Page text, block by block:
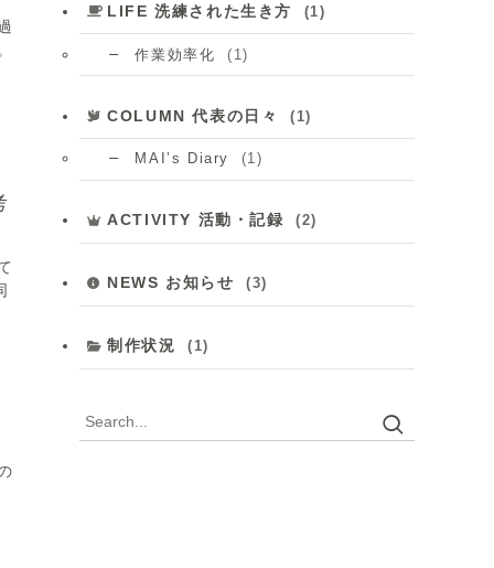
LIFE 洗練された生き方 (1)
作業効率化 (1)
COLUMN 代表の日々 (1)
MAI’s Diary (1)
ACTIVITY 活動・記録 (2)
NEWS お知らせ (3)
制作状況 (1)